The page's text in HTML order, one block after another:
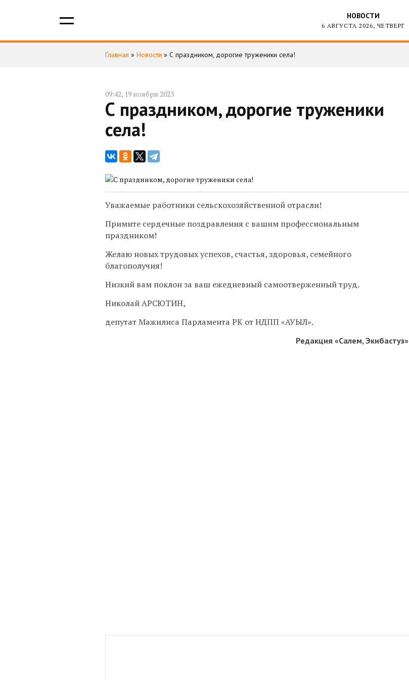
НОВОСТИ
6 АВГУСТА 2026, ЧЕТВЕРГ
Главная » Новости » С праздником, дорогие труженики села!
09:42, 19 ноября 2023
С праздником, дорогие труженики
села!
Уважаемые работники сельскохозяйственной отрасли!
Примите сердечные поздравления с вашим профессиональным
праздником!
Желаю новых трудовых успехов, счастья, здоровья, семейного
благополучия!
Низкий вам поклон за ваш ежедневный самоотверженный труд.
Николай АРСЮТИН,
депутат Мажилиса Парламента РК от НДПП «АУЫЛ».
Редакция «Салем, Экибастуз»